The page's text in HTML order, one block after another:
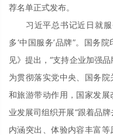
荐名单正式发布。
习近平总书记近日就服
多‘中国服务’品牌”。国务
见》提出，“支持企业加强
为贯彻落实党中央、国务
和旅游带动作用，国家发
业发展司组织开展“跟着品
内涵突出、体验内容丰富等